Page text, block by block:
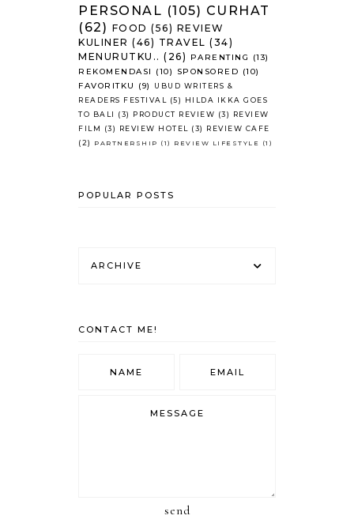
PERSONAL (105) CURHAT
(62) FOOD (56) REVIEW
KULINER (46) TRAVEL (34)
MENURUTKU.. (26) PARENTING
(13)
REKOMENDASI
(10) SPONSORED (10)
FAVORITKU
(9)
UBUD WRITERS &
READERS FESTIVAL
(5)
HILDA IKKA GOES
TO BALI
(3) PRODUCT REVIEW (3)
REVIEW
FILM
(3) REVIEW HOTEL (3)
REVIEW CAFE
(2)
PARTNERSHIP (1) REVIEW LIFESTYLE (1)
POPULAR POSTS
ARCHIVE
CONTACT ME!
send